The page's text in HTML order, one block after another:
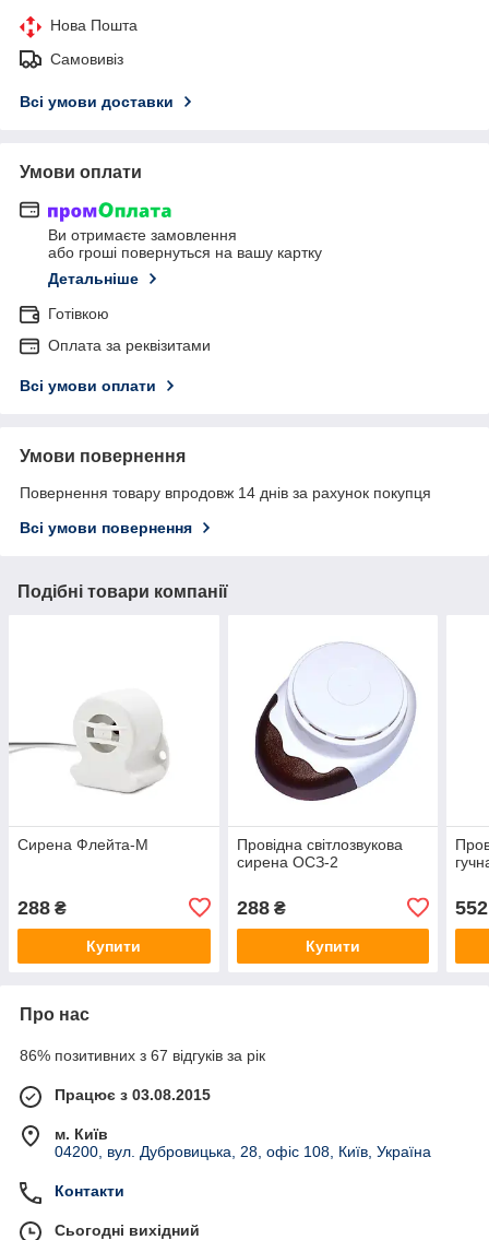
Нова Пошта
Самовивіз
Всі умови доставки
Умови оплати
Ви отримаєте замовлення
або гроші повернуться на вашу картку
Детальніше
Готівкою
Оплата за реквізитами
Всі умови оплати
Умови повернення
Повернення товару впродовж 14 днів за рахунок покупця
Всі умови повернення
Подібні товари компанії
Сирена Флейта-М
288 ₴
Купити
Провідна світлозвукова
сирена ОСЗ-2
288₴
Купити
552
Про нас
86% позитивних з 67 відгуків за рік
Працює з 03.08.2015
м. Київ
04200, вул. Дубровицька, 28, офіс 108, Київ, Україна
Контакти
Сьогодні вихідний